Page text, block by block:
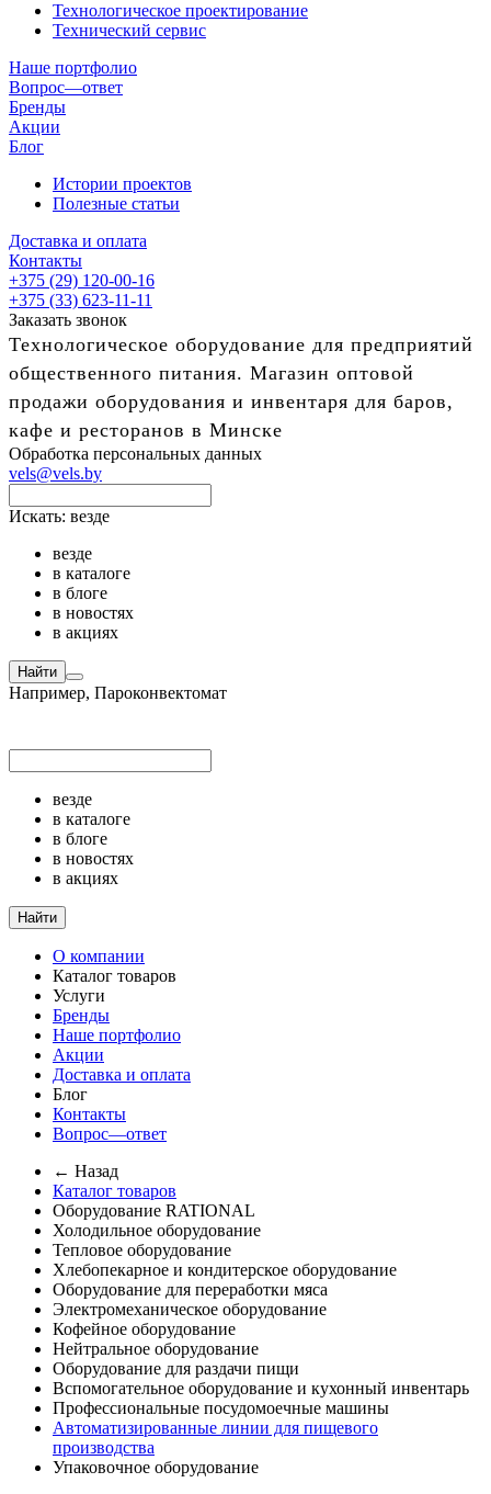
Технологическое проектирование
Технический сервис
Наше портфолио
Вопрос—ответ
Бренды
Акции
Блог
Истории проектов
Полезные статьи
Доставка и оплата
Контакты
+375 (29) 120-00-16
+375 (33) 623-11-11
Заказать звонок
Технологическое оборудование для предприятий
общественного питания. Магазин оптовой
продажи оборудования и инвентаря для баров,
кафе и ресторанов в Минске
Обработка персональных данных
vels@vels.by
Искать: везде
везде
в каталоге
в блоге
в новостях
в акциях
Найти
Например, Пароконвектомат
везде
в каталоге
в блоге
в новостях
в акциях
Найти
О компании
Каталог товаров
Услуги
Бренды
Наше портфолио
Акции
Доставка и оплата
Блог
Контакты
Вопрос—ответ
← Назад
Каталог товаров
Оборудование RATIONAL
Холодильное оборудование
Тепловое оборудование
Хлебопекарное и кондитерское оборудование
Оборудование для переработки мяса
Электромеханическое оборудование
Кофейное оборудование
Нейтральное оборудование
Оборудование для раздачи пищи
Вспомогательное оборудование и кухонный инвентарь
Профессиональные посудомоечные машины
Автоматизированные линии для пищевого
производства
Упаковочное оборудование